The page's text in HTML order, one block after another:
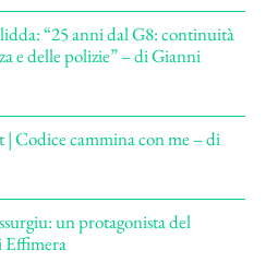
“25 anni dal G8: continuità
e delle polizie” – di Gianni
Codice cammina con me – di
un protagonista del
Effimera